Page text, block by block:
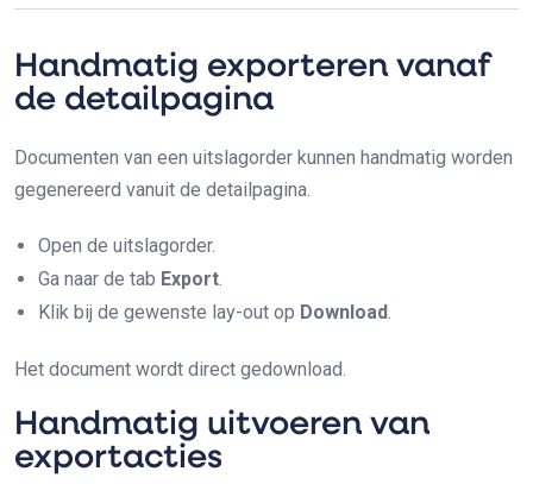
Handmatig exporteren vanaf
de detailpagina
Documenten van een uitslagorder kunnen handmatig worden
gegenereerd vanuit de detailpagina.
Open de uitslagorder.
Ga naar de tab Export.
Klik bij de gewenste lay-out op Download.
Het document wordt direct gedownload.
Handmatig uitvoeren van
exportacties